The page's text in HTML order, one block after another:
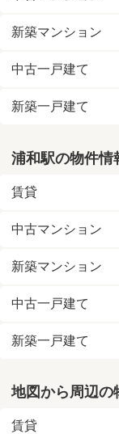
新築マンション
中古一戸建て
新築一戸建て
浦和駅の物件情
賃貸
中古マンション
新築マンション
中古一戸建て
新築一戸建て
地図から周辺の
賃貸